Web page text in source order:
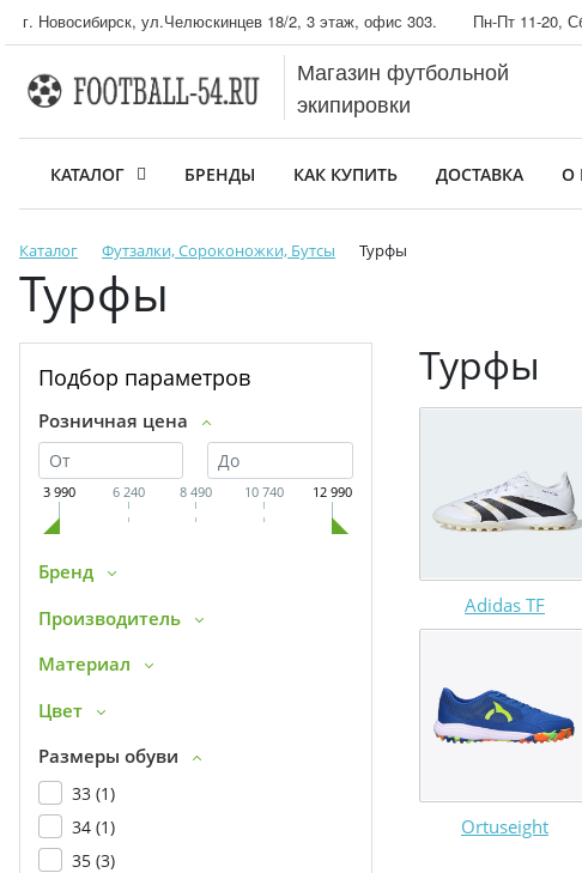
г. Новосибирск, ул.Челюскинцев 18/2, 3 этаж, офис 303. Пн-Пт 11-20,
Магазин футбольной
экипировки
КАТАЛОГ БРЕНДЫ КАК КУПИТЬ ДОСТАВКА О
Каталог Футзалки, Сороконожки, Бутсы Турфы
Турфы
Подбор параметров
Розничная цена
3 990 6 240 8 490 10 740 12 990
Бренд
Производитель
Материал
Цвет
Размеры обуви
33 (1)
34 (1)
35 (3)
Турфы
Adidas TF
Ortuseight